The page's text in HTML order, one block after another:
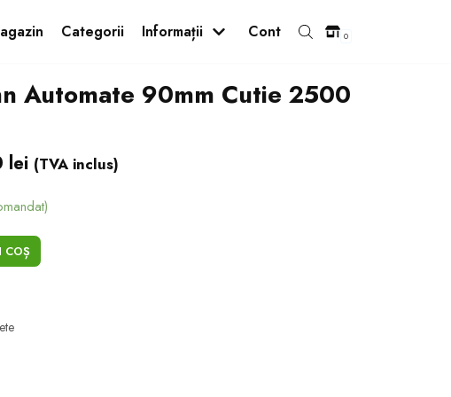
Categorii Informații Cont 0
Zahăr Lapte Capace Pahare și Palete
Automate 90mm Cutie 2500
lei (TVA inclus)
COȘ